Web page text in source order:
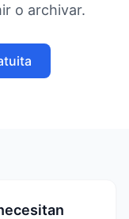
o archivar.